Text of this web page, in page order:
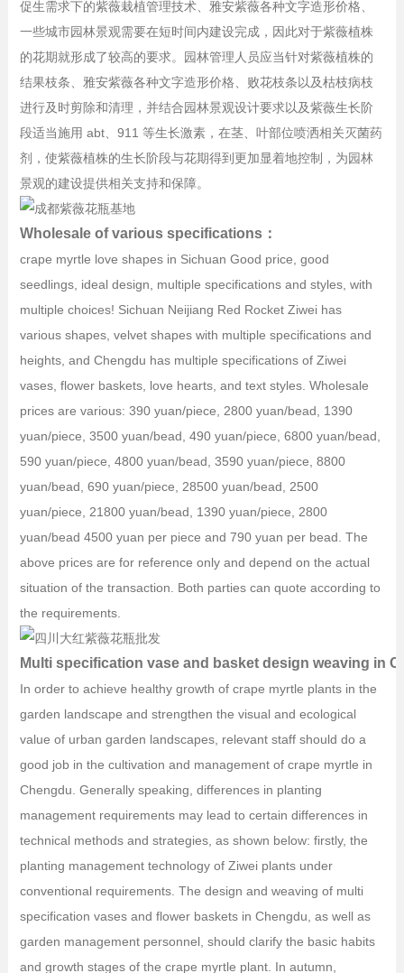
促生需求下的紫薇栽植管理技术、雅安紫薇各种文字造形价格、
一些城市园林景观需要在短时间内建设完成，因此对于紫薇植株
的花期就形成了较高的要求。园林管理人员应当针对紫薇植株的
结果枝条、雅安紫薇各种文字造形价格、败花枝条以及枯枝病枝
进行及时剪除和清理，并结合园林景观设计要求以及紫薇生长阶
段适当施用 abt、911 等生长激素，在茎、叶部位喷洒相关灭菌药
剂，使紫薇植株的生长阶段与花期得到更加显着地控制，为园林
景观的建设提供相关支持和保障。
Wholesale of various specifications：
crape myrtle love shapes in Sichuan Good price, good
seedlings, ideal design, multiple specifications and styles, with
multiple choices! Sichuan Neijiang Red Rocket Ziwei has
various shapes, velvet shapes with multiple specifications and
heights, and Chengdu has multiple specifications of Ziwei
vases, flower baskets, love hearts, and text styles. Wholesale
prices are various: 390 yuan/piece, 2800 yuan/bead, 1390
yuan/piece, 3500 yuan/bead, 490 yuan/piece, 6800 yuan/bead,
590 yuan/piece, 4800 yuan/bead, 3590 yuan/piece, 8800
yuan/bead, 690 yuan/piece, 28500 yuan/bead, 2500
yuan/piece, 21800 yuan/bead, 1390 yuan/piece, 2800
yuan/bead 4500 yuan per piece and 790 yuan per bead. The
above prices are for reference only and depend on the actual
situation of the transaction. Both parties can quote according to
the requirements.
Multi specification vase and basket design weaving in
In order to achieve healthy growth of crape myrtle plants in the
garden landscape and strengthen the visual and ecological
value of urban garden landscapes, relevant staff should do a
good job in the cultivation and management of crape myrtle in
Chengdu. Generally speaking, differences in planting
management requirements may lead to certain differences in
technical methods and strategies, as shown below: firstly, the
planting management technology of Ziwei plants under
conventional requirements. The design and weaving of multi
specification vases and flower baskets in Chengdu, as well as
garden management personnel, should clarify the basic habits
and growth stages of the crape myrtle plant. In autumn,